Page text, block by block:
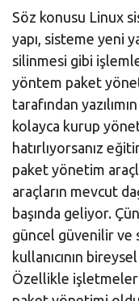
🐧
Hakkında
📮 Geri
Bildirim
Linux
Dersleri
|
GNU/Linux
için
Türkçe
içerik
Söz konusu Linux
yapı, sisteme yeni
silinmesi gibi
yöntem paket
tarafından
kolayca kurup
hatırlıyorsanız
paket yönetim
araçların mevcut
başında geliyor.
güncel güvenilir ve
kullanıcının
Özellikle işletmeler